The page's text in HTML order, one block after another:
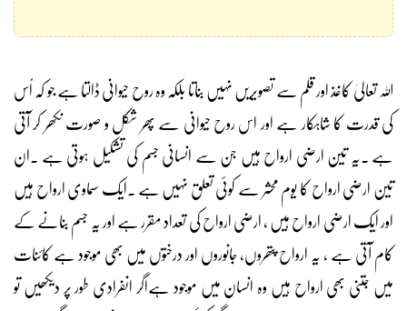
اللہ تعالیٰ کاغذ اور قلم سے تصویریں نہیں بناتا بلکہ وہ روح حیوانی ڈالتا ہے جو کہ اُس
کی قدرت کا شاہکار ہے اور اس روح حیوانی سے پھر شکل و صورت نکھر کر آتی
ہے ۔یہ تین ارضی ارواح ہیں جن سے انسانی جسم کی تشکیل ہوتی ہے ۔ان
تین ارضی ارواح کا یوم محشر سے کوئی تعلق نہیں ہے ۔ایک سماوی ارواح ہیں
اور ایک ارضی ارواح ہیں ، ارضی ارواح کی تعداد مقرر ہے اور یہ جسم بنانے کے
کام آتی ہے ، یہ ارواح پتھروں، جانوروں اور درختوں میں بھی موجود ہے کائنات
میں جتنی بھی ارواح ہیں وہ انسان میں موجود ہےاگر انفرادی طور پر دیکھیں تو